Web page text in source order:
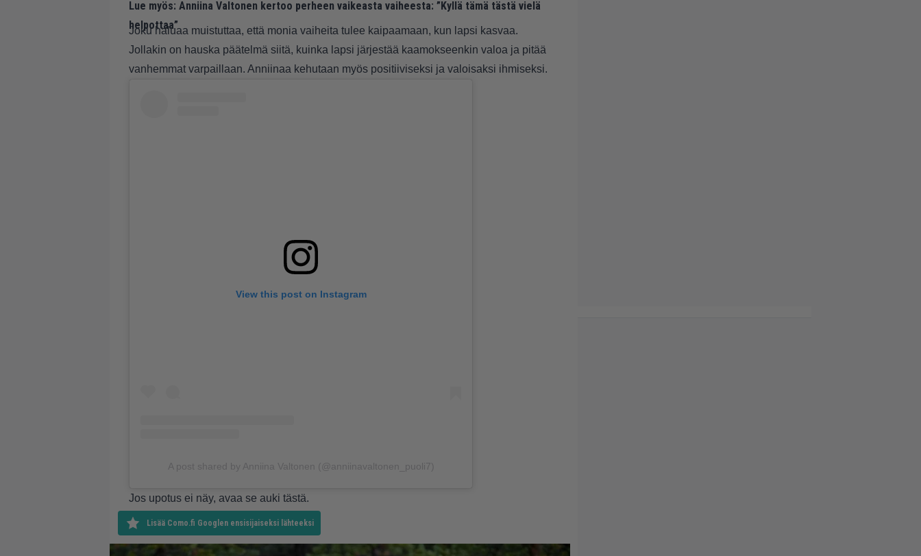
Lue myös: Anniina Valtonen kertoo perheen vaikeasta vaiheesta: ”Kyllä tämä tästä vielä
helpottaa”
Joku haluaa muistuttaa, että monia vaiheita tulee kaipaamaan, kun lapsi kasvaa.
Jollakin on hauska päätelmä siitä, kuinka lapsi järjestää kaamokseenkin valoa ja pitää
vanhemmat varpaillaan. Anniinaa kehutaan myös positiiviseksi ja valoisaksi ihmiseksi.
View this post on Instagram
A post shared by Anniina Valtonen (@anniinavaltonen_puoli7)
Jos upotus ei näy, avaa se auki tästä.
Lisää Como.fi Googlen ensisijaiseksi lähteeksi